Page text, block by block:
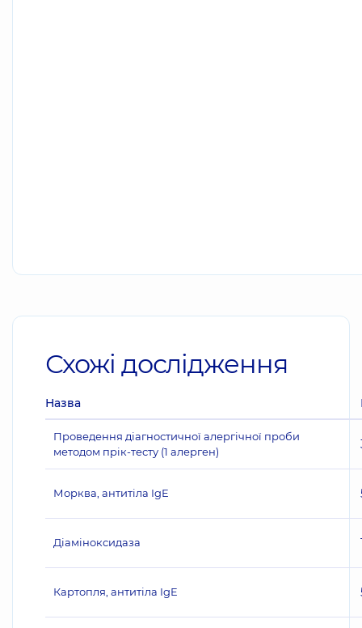
Схожі дослідження
Назва
Проведення діагностичної алергічної проби
методом прік-тесту (1 алерген)
Морква, антитіла IgE
Діаміноксидаза
Картопля, антитіла IgE